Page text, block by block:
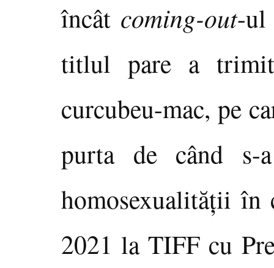
încât coming-out-ul
titlul pare a
curcubeu-mac, pe
purta de când s-
homosexualităţii
2021 la TIFF cu